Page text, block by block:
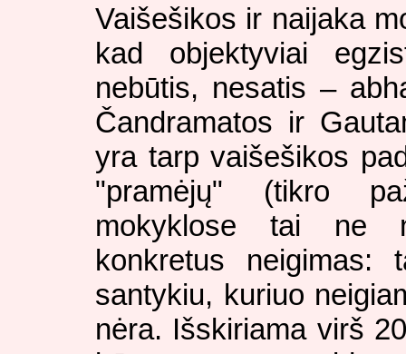
Vaišešikos ir naijaka
kad objektyviai
nebūtis, nesatis –
Čandramatos ir
yra tarp vaišešikos
"pramėjų" (tikro
mokyklose tai ne
konkretus
santykiu, kuriuo
nėra. Išskiriama virš